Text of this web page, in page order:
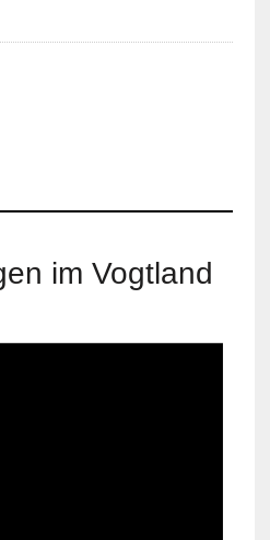
im Vogtland